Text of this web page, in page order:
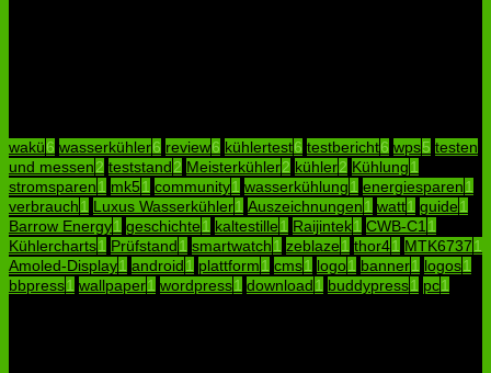
wakü6 wasserkühler6 review6 kühlertest6 testbericht6 wps5 testen
und messen2 teststand2 Meisterkühler2 kühler2 Kühlung1
stromsparen1 mk51 community1 wasserkühlung1 energiesparen1
verbrauch1 Luxus Wasserkühler1 Auszeichnungen1 watt1 guide1
Barrow Energy1 geschichte1 kaltestille1 Raijintek1 CWB-C1 1
Kühlercharts1 Prüfstand1 smartwatch1 zeblaze1 thor41 MTK67371
Amoled-Display1 android1 plattform1 cms1 logo1 banner1 logos1
bbpress1 wallpaper1 wordpress1 download1 buddypress1 pc1